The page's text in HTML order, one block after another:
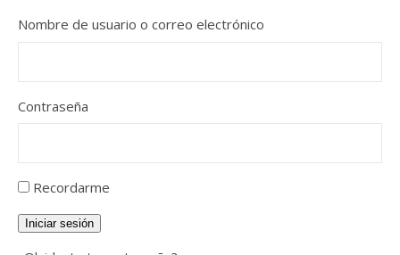
Nombre de usuario o correo electrónico
Contraseña
Recordarme
Iniciar sesión